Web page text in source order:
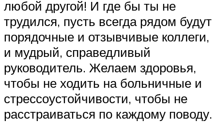
любой другой! И где бы ты не
трудился, пусть всегда рядом будут
порядочные и отзывчивые коллеги,
и мудрый, справедливый
руководитель. Желаем здоровья,
чтобы не ходить на больничные и
стрессоустойчивости, чтобы не
расстраиваться по каждому поводу.